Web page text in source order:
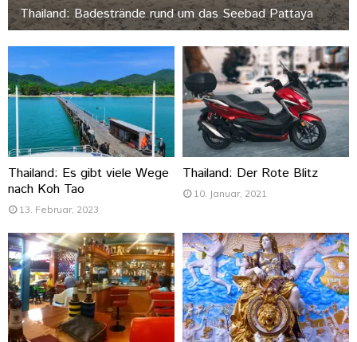
Thailand: Badestrände rund um das Seebad Pattaya
Thailand: Es gibt viele Wege
nach Koh Tao
13. Februar, 2023
Thailand: Der Rote Blitz
10. Januar, 2021